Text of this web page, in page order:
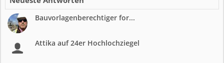
Bauvorlagenberechtiger for...
Attika auf 24er Hochlochziegel